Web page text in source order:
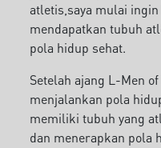
atletis,saya mulai
mendapatkan tubuh
pola hidup sehat.
Setelah ajang L-Men
menjalankan pola
memiliki tubuh yang
dan menerapkan pola